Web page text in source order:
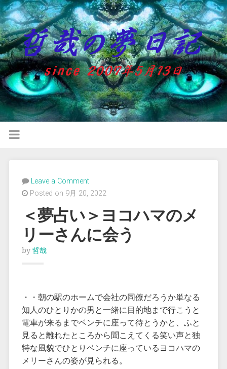
Leave a Comment
Posted on 9月 20, 2022
＜夢占い＞ヨコハマのメ
リーさんに会う
by 哲哉
・・朝の駅のホームで会社の同僚だろうか単なる
知人のひとりかの男と一緒に目的地まで行こうと
電車が来るまでベンチに座って待とうかと、ふと
見ると離れたところから聞こえてくる笑い声と独
特な風貌でひとりベンチに座っているヨコハマの
メリーさんの姿が見られる。